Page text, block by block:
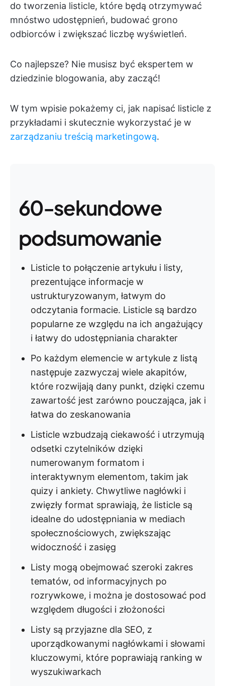
do tworzenia listicle, które będą otrzymywać
mnóstwo udostępnień, budować grono
odbiorców i zwiększać liczbę wyświetleń.
Co najlepsze? Nie musisz być ekspertem w
dziedzinie blogowania, aby zacząć!
W tym wpisie pokażemy ci, jak napisać listicle z
przykładami i skutecznie wykorzystać je w
zarządzaniu treścią marketingową.
60-sekundowe
podsumowanie
Listicle to połączenie artykułu i listy,
prezentujące informacje w
ustrukturyzowanym, łatwym do
odczytania formacie. Listicle są bardzo
popularne ze względu na ich angażujący
i łatwy do udostępniania charakter
Po każdym elemencie w artykule z listą
następuje zazwyczaj wiele akapitów,
które rozwijają dany punkt, dzięki czemu
zawartość jest zarówno pouczająca, jak i
łatwa do zeskanowania
Listicle wzbudzają ciekawość i utrzymują
odsetki czytelników dzięki
numerowanym formatom i
interaktywnym elementom, takim jak
quizy i ankiety. Chwytliwe nagłówki i
zwięzły format sprawiają, że listicle są
idealne do udostępniania w mediach
społecznościowych, zwiększając
widoczność i zasięg
Listy mogą obejmować szeroki zakres
tematów, od informacyjnych po
rozrywkowe, i można je dostosować pod
względem długości i złożoności
Listy są przyjazne dla SEO, z
uporządkowanymi nagłówkami i słowami
kluczowymi, które poprawiają ranking w
wyszukiwarkach